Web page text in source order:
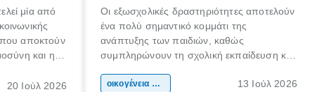
μία από
που αποκτούν
και η
κάθε
20 Ιούλ 2026
Οι εξωσχολικές δραστηριότητες αποτελούν
ένα πολύ σημαντικό κομμάτι της
ανάπτυξης των παιδιών, καθώς
συμπληρώνουν τη σχολική εκπαίδευση και
της προσωπικότητας, της κοινωνικότητας
οικογένεια & παιδί 13 Ιούλ 2026